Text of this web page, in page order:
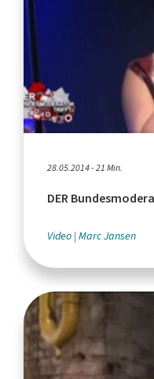
28.05.2014 - 21 Min.
DER
Video Marc Jansen